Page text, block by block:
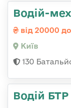
Водій-
від 20000
Київ
130
Водій БТР